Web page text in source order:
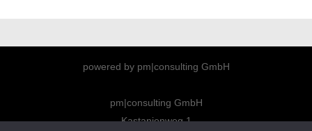
powered by pm|consulting GmbH
pm|consulting GmbH
Kastanienweg 1